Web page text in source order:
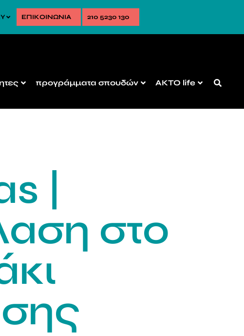
ΕΠΙΚΟΙΝΩΝΙΑ 210 5230 130
προγράμματα σπουδών AKTO life
|
στο